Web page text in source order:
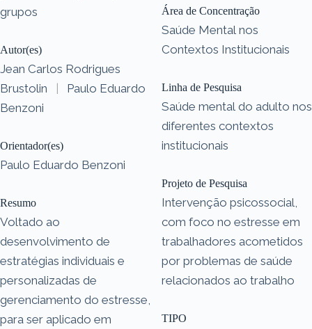
grupos
Autor(es)
Jean Carlos Rodrigues
Brustolin
|
Paulo Eduardo
Benzoni
Orientador(es)
Paulo Eduardo Benzoni
Resumo
Voltado ao
desenvolvimento de
estratégias individuais e
personalizadas de
gerenciamento do estresse,
para ser aplicado em
Área de Concentração
Saúde Mental nos
Contextos Institucionais
Linha de Pesquisa
Saúde mental do adulto nos
diferentes contextos
institucionais
Projeto de Pesquisa
Intervenção psicossocial,
com foco no estresse em
trabalhadores acometidos
por problemas de saúde
relacionados ao trabalho
TIPO